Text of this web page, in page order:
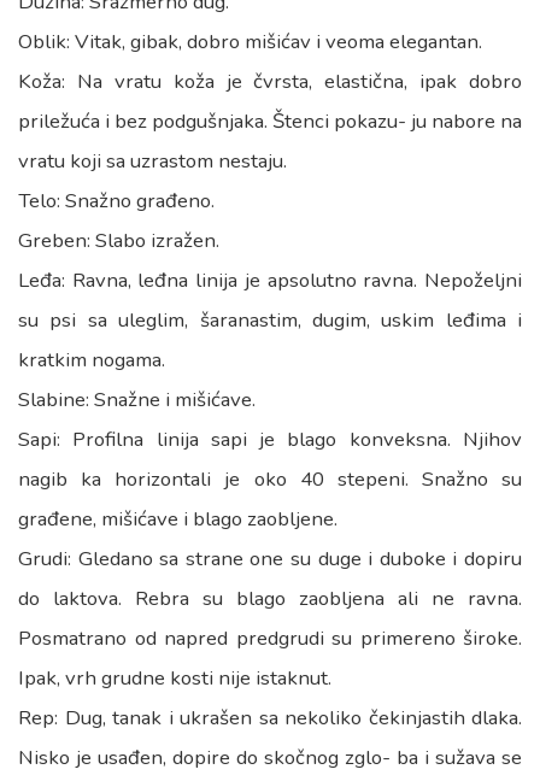
Oblik: Vitak, gibak, dobro mišićav i veoma elegantan.
Koža: Na vratu koža je čvrsta, elastična, ipak dobro
priležuća i bez podgušnjaka. Štenci pokazu- ju nabore na
vratu koji sa uzrastom nestaju.
Telo: Snažno građeno.
Greben: Slabo izražen.
Leđa: Ravna, leđna linija je apsolutno ravna. Nepoželjni
su psi sa uleglim, šaranastim, dugim, uskim leđima i
kratkim nogama.
Slabine: Snažne i mišićave.
Sapi: Profilna linija sapi je blago konveksna. Njihov
nagib ka horizontali je oko 40 stepeni. Snažno su
građene, mišićave i blago zaobljene.
Grudi: Gledano sa strane one su duge i duboke i dopiru
do laktova. Rebra su blago zaobljena ali ne ravna.
Posmatrano od napred predgrudi su primereno široke.
Ipak, vrh grudne kosti nije istaknut.
Rep: Dug, tanak i ukrašen sa nekoliko čekinjastih dlaka.
Nisko je usađen, dopire do skočnog zglo- ba i sužava se